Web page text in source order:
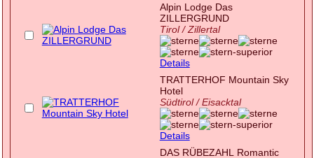
Alpin Lodge Das
ZILLERGRUND
Tirol / Zillertal
Details
TRATTERHOF Mountain Sky
Hotel
Südtirol / Eisacktal
Details
DAS RÜBEZAHL Romantic